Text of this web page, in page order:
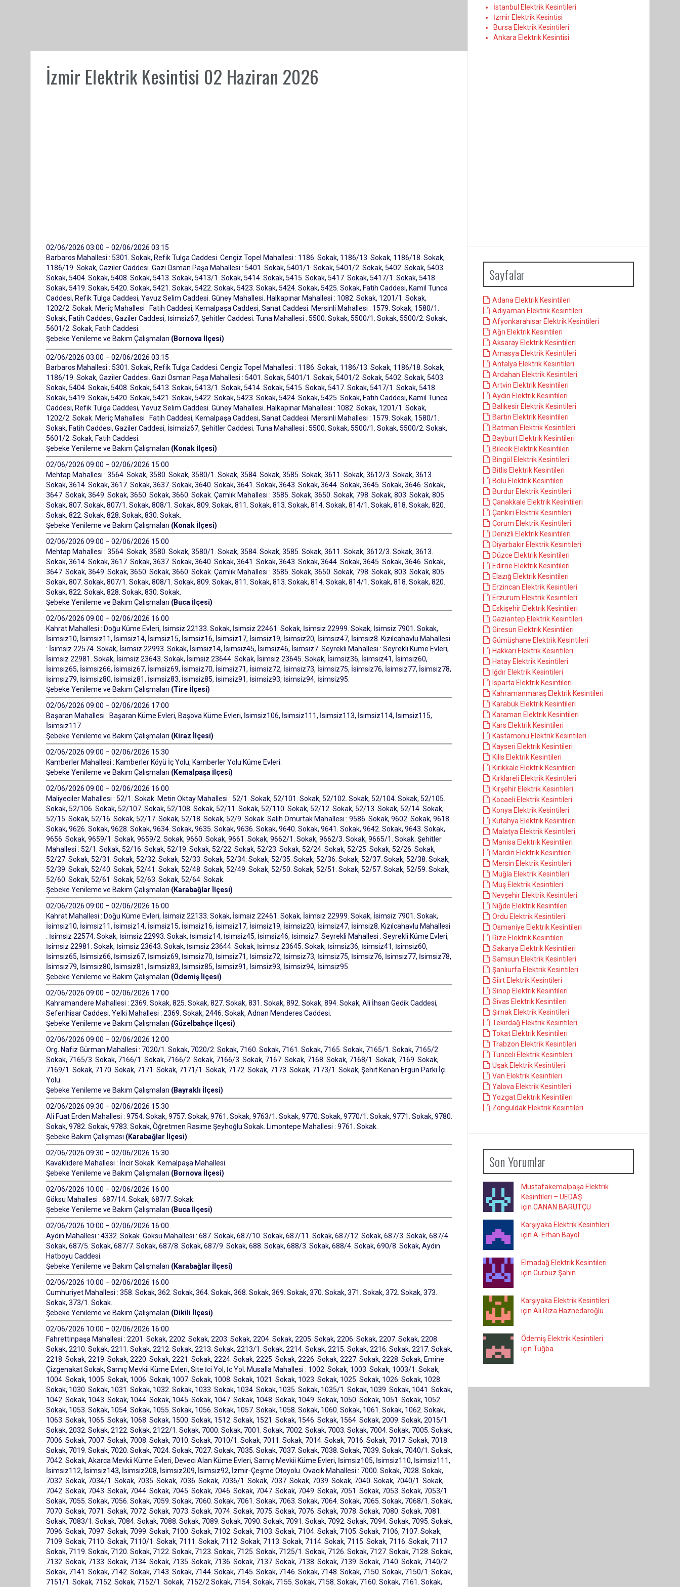
İzmir Elektrik Kesintisi 02 Haziran 2026
02/06/2026 03:00 – 02/06/2026 03:15
Barbaros Mahallesi : 5301. Sokak, Refik Tulga Caddesi. Cengiz Topel Mahallesi : 1186. Sokak, 1186/13. Sokak, 1186/18. Sokak,
1186/19. Sokak, Gaziler Caddesi. Gazi Osman Paşa Mahallesi : 5401. Sokak, 5401/1. Sokak, 5401/2. Sokak, 5402. Sokak, 5403.
Sokak, 5404. Sokak, 5408. Sokak, 5413. Sokak, 5413/1. Sokak, 5414. Sokak, 5415. Sokak, 5417. Sokak, 5417/1. Sokak, 5418.
Sokak, 5419. Sokak, 5420. Sokak, 5421. Sokak, 5422. Sokak, 5423. Sokak, 5424. Sokak, 5425. Sokak, Fatih Caddesi, Kamil Tunca
Caddesi, Refik Tulga Caddesi, Yavuz Selim Caddesi. Güney Mahallesi. Halkapınar Mahallesi : 1082. Sokak, 1201/1. Sokak,
1202/2. Sokak. Meriç Mahallesi : Fatih Caddesi, Kemalpaşa Caddesi, Sanat Caddesi. Mersinli Mahallesi : 1579. Sokak, 1580/1.
Sokak, Fatih Caddesi, Gaziler Caddesi, İsimsiz67, Şehitler Caddesi. Tuna Mahallesi : 5500. Sokak, 5500/1. Sokak, 5500/2. Sokak,
5601/2. Sokak, Fatih Caddesi.
Şebeke Yenileme ve Bakım Çalışmaları (Bornova İlçesi)
02/06/2026 03:00 – 02/06/2026 03:15
Barbaros Mahallesi : 5301. Sokak, Refik Tulga Caddesi. Cengiz Topel Mahallesi : 1186. Sokak, 1186/13. Sokak, 1186/18. Sokak,
1186/19. Sokak, Gaziler Caddesi. Gazi Osman Paşa Mahallesi : 5401. Sokak, 5401/1. Sokak, 5401/2. Sokak, 5402. Sokak, 5403.
Sokak, 5404. Sokak, 5408. Sokak, 5413. Sokak, 5413/1. Sokak, 5414. Sokak, 5415. Sokak, 5417. Sokak, 5417/1. Sokak, 5418.
Sokak, 5419. Sokak, 5420. Sokak, 5421. Sokak, 5422. Sokak, 5423. Sokak, 5424. Sokak, 5425. Sokak, Fatih Caddesi, Kamil Tunca
Caddesi, Refik Tulga Caddesi, Yavuz Selim Caddesi. Güney Mahallesi. Halkapınar Mahallesi : 1082. Sokak, 1201/1. Sokak,
1202/2. Sokak. Meriç Mahallesi : Fatih Caddesi, Kemalpaşa Caddesi, Sanat Caddesi. Mersinli Mahallesi : 1579. Sokak, 1580/1.
Sokak, Fatih Caddesi, Gaziler Caddesi, İsimsiz67, Şehitler Caddesi. Tuna Mahallesi : 5500. Sokak, 5500/1. Sokak, 5500/2. Sokak,
5601/2. Sokak, Fatih Caddesi.
Şebeke Yenileme ve Bakım Çalışmaları (Konak İlçesi)
02/06/2026 09:00 – 02/06/2026 15:00
Mehtap Mahallesi : 3564. Sokak, 3580. Sokak, 3580/1. Sokak, 3584. Sokak, 3585. Sokak, 3611. Sokak, 3612/3. Sokak, 3613.
Sokak, 3614. Sokak, 3617. Sokak, 3637. Sokak, 3640. Sokak, 3641. Sokak, 3643. Sokak, 3644. Sokak, 3645. Sokak, 3646. Sokak,
3647. Sokak, 3649. Sokak, 3650. Sokak, 3660. Sokak. Çamlık Mahallesi : 3585. Sokak, 3650. Sokak, 798. Sokak, 803. Sokak, 805.
Sokak, 807. Sokak, 807/1. Sokak, 808/1. Sokak, 809. Sokak, 811. Sokak, 813. Sokak, 814. Sokak, 814/1. Sokak, 818. Sokak, 820.
Sokak, 822. Sokak, 828. Sokak, 830. Sokak.
Şebeke Yenileme ve Bakım Çalışmaları (Konak İlçesi)
02/06/2026 09:00 – 02/06/2026 15:00
Mehtap Mahallesi : 3564. Sokak, 3580. Sokak, 3580/1. Sokak, 3584. Sokak, 3585. Sokak, 3611. Sokak, 3612/3. Sokak, 3613.
Sokak, 3614. Sokak, 3617. Sokak, 3637. Sokak, 3640. Sokak, 3641. Sokak, 3643. Sokak, 3644. Sokak, 3645. Sokak, 3646. Sokak,
3647. Sokak, 3649. Sokak, 3650. Sokak, 3660. Sokak. Çamlık Mahallesi : 3585. Sokak, 3650. Sokak, 798. Sokak, 803. Sokak, 805.
Sokak, 807. Sokak, 807/1. Sokak, 808/1. Sokak, 809. Sokak, 811. Sokak, 813. Sokak, 814. Sokak, 814/1. Sokak, 818. Sokak, 820.
Sokak, 822. Sokak, 828. Sokak, 830. Sokak.
Şebeke Yenileme ve Bakım Çalışmaları (Buca İlçesi)
02/06/2026 09:00 – 02/06/2026 16:00
Kahrat Mahallesi : Doğu Küme Evleri, İsimsiz 22133. Sokak, İsimsiz 22461. Sokak, İsimsiz 22999. Sokak, İsimsiz 7901. Sokak,
İsimsiz10, İsimsiz11, İsimsiz14, İsimsiz15, İsimsiz16, İsimsiz17, İsimsiz19, İsimsiz20, İsimsiz47, İsimsiz8. Kızılcahavlu Mahallesi
: İsimsiz 22574. Sokak, İsimsiz 22993. Sokak, İsimsiz14, İsimsiz45, İsimsiz46, İsimsiz7. Seyrekli Mahallesi : Seyrekli Küme Evleri,
İsimsiz 22981. Sokak, İsimsiz 23643. Sokak, İsimsiz 23644. Sokak, İsimsiz 23645. Sokak, İsimsiz36, İsimsiz41, İsimsiz60,
İsimsiz65, İsimsiz66, İsimsiz67, İsimsiz69, İsimsiz70, İsimsiz71, İsimsiz72, İsimsiz73, İsimsiz75, İsimsiz76, İsimsiz77, İsimsiz78,
İsimsiz79, İsimsiz80, İsimsiz81, İsimsiz83, İsimsiz85, İsimsiz91, İsimsiz93, İsimsiz94, İsimsiz95.
Şebeke Yenileme ve Bakım Çalışmaları (Tire İlçesi)
02/06/2026 09:00 – 02/06/2026 17:00
Başaran Mahallesi : Başaran Küme Evleri, Başova Küme Evleri, İsimsiz106, İsimsiz111, İsimsiz113, İsimsiz114, İsimsiz115,
İsimsiz117.
Şebeke Yenileme ve Bakım Çalışmaları (Kiraz İlçesi)
02/06/2026 09:00 – 02/06/2026 15:30
Kamberler Mahallesi : Kamberler Köyü İç Yolu, Kamberler Yolu Küme Evleri.
Şebeke Yenileme ve Bakım Çalışmaları (Kemalpaşa İlçesi)
02/06/2026 09:00 – 02/06/2026 16:00
Maliyeciler Mahallesi : 52/1. Sokak. Metin Oktay Mahallesi : 52/1. Sokak, 52/101. Sokak, 52/102. Sokak, 52/104. Sokak, 52/105.
Sokak, 52/106. Sokak, 52/107. Sokak, 52/108. Sokak, 52/11. Sokak, 52/110. Sokak, 52/12. Sokak, 52/13. Sokak, 52/14. Sokak,
52/15. Sokak, 52/16. Sokak, 52/17. Sokak, 52/18. Sokak, 52/9. Sokak. Salih Omurtak Mahallesi : 9586. Sokak, 9602. Sokak, 9618.
Sokak, 9626. Sokak, 9628. Sokak, 9634. Sokak, 9635. Sokak, 9636. Sokak, 9640. Sokak, 9641. Sokak, 9642. Sokak, 9643. Sokak,
9656. Sokak, 9659/1. Sokak, 9659/2. Sokak, 9660. Sokak, 9661. Sokak, 9662/1. Sokak, 9662/3. Sokak, 9665/1. Sokak. Şehitler
Mahallesi : 52/1. Sokak, 52/16. Sokak, 52/19. Sokak, 52/22. Sokak, 52/23. Sokak, 52/24. Sokak, 52/25. Sokak, 52/26. Sokak,
52/27. Sokak, 52/31. Sokak, 52/32. Sokak, 52/33. Sokak, 52/34. Sokak, 52/35. Sokak, 52/36. Sokak, 52/37. Sokak, 52/38. Sokak,
52/39. Sokak, 52/40. Sokak, 52/41. Sokak, 52/48. Sokak, 52/49. Sokak, 52/50. Sokak, 52/51. Sokak, 52/57. Sokak, 52/59. Sokak,
52/60. Sokak, 52/61. Sokak, 52/63. Sokak, 52/64. Sokak.
Şebeke Yenileme ve Bakım Çalışmaları (Karabağlar İlçesi)
02/06/2026 09:00 – 02/06/2026 16:00
Kahrat Mahallesi : Doğu Küme Evleri, İsimsiz 22133. Sokak, İsimsiz 22461. Sokak, İsimsiz 22999. Sokak, İsimsiz 7901. Sokak,
İsimsiz10, İsimsiz11, İsimsiz14, İsimsiz15, İsimsiz16, İsimsiz17, İsimsiz19, İsimsiz20, İsimsiz47, İsimsiz8. Kızılcahavlu Mahallesi
: İsimsiz 22574. Sokak, İsimsiz 22993. Sokak, İsimsiz14, İsimsiz45, İsimsiz46, İsimsiz7. Seyrekli Mahallesi : Seyrekli Küme Evleri,
İsimsiz 22981. Sokak, İsimsiz 23643. Sokak, İsimsiz 23644. Sokak, İsimsiz 23645. Sokak, İsimsiz36, İsimsiz41, İsimsiz60,
İsimsiz65, İsimsiz66, İsimsiz67, İsimsiz69, İsimsiz70, İsimsiz71, İsimsiz72, İsimsiz73, İsimsiz75, İsimsiz76, İsimsiz77, İsimsiz78,
İsimsiz79, İsimsiz80, İsimsiz81, İsimsiz83, İsimsiz85, İsimsiz91, İsimsiz93, İsimsiz94, İsimsiz95.
Şebeke Yenileme ve Bakım Çalışmaları (Ödemiş İlçesi)
02/06/2026 09:00 – 02/06/2026 17:00
Kahramandere Mahallesi : 2369. Sokak, 825. Sokak, 827. Sokak, 831. Sokak, 892. Sokak, 894. Sokak, Ali İhsan Gedik Caddesi,
Seferihisar Caddesi. Yelki Mahallesi : 2369. Sokak, 2446. Sokak, Adnan Menderes Caddesi.
Şebeke Yenileme ve Bakım Çalışmaları (Güzelbahçe İlçesi)
02/06/2026 09:00 – 02/06/2026 12:00
Org. Nafiz Gürman Mahallesi : 7020/1. Sokak, 7020/2. Sokak, 7160. Sokak, 7161. Sokak, 7165. Sokak, 7165/1. Sokak, 7165/2.
Sokak, 7165/3. Sokak, 7166/1. Sokak, 7166/2. Sokak, 7166/3. Sokak, 7167. Sokak, 7168. Sokak, 7168/1. Sokak, 7169. Sokak,
7169/1. Sokak, 7170. Sokak, 7171. Sokak, 7171/1. Sokak, 7172. Sokak, 7173. Sokak, 7173/1. Sokak, Şehit Kenan Ergün Parkı İçi
Yolu.
Şebeke Yenileme ve Bakım Çalışmaları (Bayraklı İlçesi)
02/06/2026 09:30 – 02/06/2026 15:30
Ali Fuat Erden Mahallesi : 9754. Sokak, 9757. Sokak, 9761. Sokak, 9763/1. Sokak, 9770. Sokak, 9770/1. Sokak, 9771. Sokak, 9780.
Sokak, 9782. Sokak, 9783. Sokak, Öğretmen Rasime Şeyhoğlu Sokak. Limontepe Mahallesi : 9761. Sokak.
Şebeke Bakım Çalışması (Karabağlar İlçesi)
02/06/2026 09:30 – 02/06/2026 15:30
Kavaklıdere Mahallesi : İncir Sokak. Kemalpaşa Mahallesi.
Şebeke Yenileme ve Bakım Çalışmaları (Bornova İlçesi)
02/06/2026 10:00 – 02/06/2026 16:00
Göksu Mahallesi : 687/14. Sokak, 687/7. Sokak.
Şebeke Yenileme ve Bakım Çalışmaları (Buca İlçesi)
02/06/2026 10:00 – 02/06/2026 16:00
Aydın Mahallesi : 4332. Sokak. Göksu Mahallesi : 687. Sokak, 687/10. Sokak, 687/11. Sokak, 687/12. Sokak, 687/3. Sokak, 687/4.
Sokak, 687/5. Sokak, 687/7. Sokak, 687/8. Sokak, 687/9. Sokak, 688. Sokak, 688/3. Sokak, 688/4. Sokak, 690/8. Sokak, Aydın
Hatboyu Caddesi.
Şebeke Yenileme ve Bakım Çalışmaları (Karabağlar İlçesi)
02/06/2026 10:00 – 02/06/2026 16:00
Cumhuriyet Mahallesi : 358. Sokak, 362. Sokak, 364. Sokak, 368. Sokak, 369. Sokak, 370. Sokak, 371. Sokak, 372. Sokak, 373.
Sokak, 373/1. Sokak.
Şebeke Yenileme ve Bakım Çalışmaları (Dikili İlçesi)
02/06/2026 10:00 – 02/06/2026 16:00
Fahrettinpaşa Mahallesi : 2201. Sokak, 2202. Sokak, 2203. Sokak, 2204. Sokak, 2205. Sokak, 2206. Sokak, 2207. Sokak, 2208.
Sokak, 2210. Sokak, 2211. Sokak, 2212. Sokak, 2213. Sokak, 2213/1. Sokak, 2214. Sokak, 2215. Sokak, 2216. Sokak, 2217. Sokak,
2218. Sokak, 2219. Sokak, 2220. Sokak, 2221. Sokak, 2224. Sokak, 2225. Sokak, 2226. Sokak, 2227. Sokak, 2228. Sokak, Emine
Çizgenakat Sokak, Sarnıç Mevkii Küme Evleri, Site İci Yol, İc Yol. Musalla Mahallesi : 1002. Sokak, 1003. Sokak, 1003/1. Sokak,
1004. Sokak, 1005. Sokak, 1006. Sokak, 1007. Sokak, 1008. Sokak, 1021. Sokak, 1023. Sokak, 1025. Sokak, 1026. Sokak, 1028.
Sokak, 1030. Sokak, 1031. Sokak, 1032. Sokak, 1033. Sokak, 1034. Sokak, 1035. Sokak, 1035/1. Sokak, 1039. Sokak, 1041. Sokak,
1042. Sokak, 1043. Sokak, 1044. Sokak, 1045. Sokak, 1047. Sokak, 1048. Sokak, 1049. Sokak, 1050. Sokak, 1051. Sokak, 1052.
Sokak, 1053. Sokak, 1054. Sokak, 1055. Sokak, 1056. Sokak, 1057. Sokak, 1058. Sokak, 1060. Sokak, 1061. Sokak, 1062. Sokak,
1063. Sokak, 1065. Sokak, 1068. Sokak, 1500. Sokak, 1512. Sokak, 1521. Sokak, 1546. Sokak, 1564. Sokak, 2009. Sokak, 2015/1.
Sokak, 2032. Sokak, 2122. Sokak, 2122/1. Sokak, 7000. Sokak, 7001. Sokak, 7002. Sokak, 7003. Sokak, 7004. Sokak, 7005. Sokak,
7006. Sokak, 7007. Sokak, 7008. Sokak, 7010. Sokak, 7010/1. Sokak, 7011. Sokak, 7014. Sokak, 7016. Sokak, 7017. Sokak, 7018.
Sokak, 7019. Sokak, 7020. Sokak, 7024. Sokak, 7027. Sokak, 7035. Sokak, 7037. Sokak, 7038. Sokak, 7039. Sokak, 7040/1. Sokak,
7042. Sokak, Akarca Mevkii Küme Evleri, Deveci Alan Küme Evleri, Sarnıç Mevkii Küme Evleri, İsimsiz105, İsimsiz110, İsimsiz111,
İsimsiz112, İsimsiz143, İsimsiz208, İsimsiz209, İsimsiz92, İzmir-Çeşme Otoyolu. Ovacık Mahallesi : 7000. Sokak, 7028. Sokak,
7032. Sokak, 7034/1. Sokak, 7035. Sokak, 7036. Sokak, 7036/1. Sokak, 7037. Sokak, 7039. Sokak, 7040. Sokak, 7040/1. Sokak,
7042. Sokak, 7043. Sokak, 7044. Sokak, 7045. Sokak, 7046. Sokak, 7047. Sokak, 7049. Sokak, 7051. Sokak, 7053. Sokak, 7053/1.
Sokak, 7055. Sokak, 7056. Sokak, 7059. Sokak, 7060. Sokak, 7061. Sokak, 7063. Sokak, 7064. Sokak, 7065. Sokak, 7068/1. Sokak,
7070. Sokak, 7071. Sokak, 7072. Sokak, 7073. Sokak, 7074. Sokak, 7075. Sokak, 7076. Sokak, 7078. Sokak, 7080. Sokak, 7081.
Sokak, 7083/1. Sokak, 7084. Sokak, 7088. Sokak, 7089. Sokak, 7090. Sokak, 7091. Sokak, 7092. Sokak, 7094. Sokak, 7095. Sokak,
7096. Sokak, 7097. Sokak, 7099. Sokak, 7100. Sokak, 7102. Sokak, 7103. Sokak, 7104. Sokak, 7105. Sokak, 7106, 7107. Sokak,
7109. Sokak, 7110. Sokak, 7110/1. Sokak, 7111. Sokak, 7112. Sokak, 7113. Sokak, 7114. Sokak, 7115. Sokak, 7116. Sokak, 7117.
Sokak, 7119. Sokak, 7120. Sokak, 7122. Sokak, 7123. Sokak, 7125. Sokak, 7125/1. Sokak, 7126. Sokak, 7127. Sokak, 7128. Sokak,
7132. Sokak, 7133. Sokak, 7134. Sokak, 7135. Sokak, 7136. Sokak, 7137. Sokak, 7138. Sokak, 7139. Sokak, 7140. Sokak, 7140/2.
Sokak, 7141. Sokak, 7142. Sokak, 7143. Sokak, 7144. Sokak, 7145. Sokak, 7146. Sokak, 7148. Sokak, 7150. Sokak, 7150/1. Sokak,
7151/1. Sokak, 7152. Sokak, 7152/1. Sokak, 7152/2 Sokak, 7154. Sokak, 7155. Sokak, 7158. Sokak, 7160. Sokak, 7161. Sokak,
İstanbul Elektrik Kesintileri
İzmir Elektrik Kesintisi
Bursa Elektrik Kesintileri
Ankara Elektrik Kesintisi
Sayfalar
Adana Elektrik Kesintileri
Adıyaman Elektrik Kesintileri
Afyonkarahisar Elektrik Kesintileri
Ağrı Elektrik Kesintileri
Aksaray Elektrik Kesintileri
Amasya Elektrik Kesintileri
Antalya Elektrik Kesintileri
Ardahan Elektrik Kesintileri
Artvin Elektrik Kesintileri
Aydın Elektrik Kesintileri
Balıkesir Elektrik Kesintileri
Bartın Elektrik Kesintileri
Batman Elektrik Kesintileri
Bayburt Elektrik Kesintileri
Bilecik Elektrik Kesintileri
Bingöl Elektrik Kesintileri
Bitlis Elektrik Kesintileri
Bolu Elektrik Kesintileri
Burdur Elektrik Kesintileri
Çanakkale Elektrik Kesintileri
Çankırı Elektrik Kesintileri
Çorum Elektrik Kesintileri
Denizli Elektrik Kesintileri
Diyarbakır Elektrik Kesintileri
Düzce Elektrik Kesintileri
Edirne Elektrik Kesintileri
Elazığ Elektrik Kesintileri
Erzincan Elektrik Kesintileri
Erzurum Elektrik Kesintileri
Eskişehir Elektrik Kesintileri
Gaziantep Elektrik Kesintileri
Giresun Elektrik Kesintileri
Gümüşhane Elektrik Kesintileri
Hakkari Elektrik Kesintileri
Hatay Elektrik Kesintileri
Iğdır Elektrik Kesintileri
Isparta Elektrik Kesintileri
Kahramanmaraş Elektrik Kesintileri
Karabük Elektrik Kesintileri
Karaman Elektrik Kesintileri
Kars Elektrik Kesintileri
Kastamonu Elektrik Kesintileri
Kayseri Elektrik Kesintileri
Kilis Elektrik Kesintileri
Kırıkkale Elektrik Kesintileri
Kırklareli Elektrik Kesintileri
Kırşehir Elektrik Kesintileri
Kocaeli Elektrik Kesintileri
Konya Elektrik Kesintileri
Kütahya Elektrik Kesintileri
Malatya Elektrik Kesintileri
Manisa Elektrik Kesintileri
Mardin Elektrik Kesintileri
Mersin Elektrik Kesintileri
Muğla Elektrik Kesintileri
Muş Elektrik Kesintileri
Nevşehir Elektrik Kesintileri
Niğde Elektrik Kesintileri
Ordu Elektrik Kesintileri
Osmaniye Elektrik Kesintileri
Rize Elektrik Kesintileri
Sakarya Elektrik Kesintileri
Samsun Elektrik Kesintileri
Şanlıurfa Elektrik Kesintileri
Siirt Elektrik Kesintileri
Sinop Elektrik Kesintileri
Sivas Elektrik Kesintileri
Şırnak Elektrik Kesintileri
Tekirdağ Elektrik Kesintileri
Tokat Elektrik Kesintileri
Trabzon Elektrik Kesintileri
Tunceli Elektrik Kesintileri
Uşak Elektrik Kesintileri
Van Elektrik Kesintileri
Yalova Elektrik Kesintileri
Yozgat Elektrik Kesintileri
Zonguldak Elektrik Kesintileri
Son Yorumlar
Mustafakemalpaşa Elektrik
Kesintileri – UEDAŞ
için CANAN BARUTÇU
Karşıyaka Elektrik Kesintileri
için A. Erhan Bayol
Elmadağ Elektrik Kesintileri
için Gürbüz Şahin
Karşıyaka Elektrik Kesintileri
için Ali Rıza Haznedaroğlu
Ödemiş Elektrik Kesintileri
için Tuğba